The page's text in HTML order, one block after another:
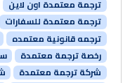
ترجمة معتمدة اون لاين
ترجمة معتمدة للسفارات
ترجمه قانونية معتمده
رخصة ترجمة معتمدة
شركة ترجمة معتمدة